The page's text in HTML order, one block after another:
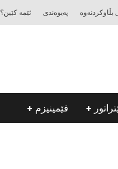
په‌یوه‌ندی ئێمه‌ كێین؟
فێمینیزم